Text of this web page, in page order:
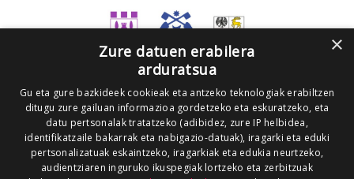
×
Zure datuen erabilera
arduratsua
Gu eta gure bazkideek cookieak eta antzeko teknologiak erabiltzen
ditugu zure gailuan informazioa gordetzeko eta eskuratzeko, eta
datu pertsonalak tratatzeko (adibidez, zure IP helbidea,
identifikatzaile bakarrak eta nabigazio-datuak), iragarki eta eduki
pertsonalizatuak eskaintzeko, iragarkiak eta edukia neurtzeko,
audientziaren inguruko ikuspegiak lortzeko eta zerbitzuak